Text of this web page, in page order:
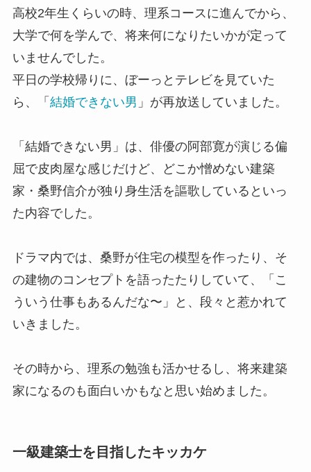
高校2年生くらいの時、理系コースに進んでから、
大学で何を学んで、将来何になりたいかが定って
いませんでした。
平日の学校帰りに、ぼーっとテレビを見ていた
ら、「 結婚できない男 」が再放送していました。
「結婚できない男」は、俳優の阿部寛が演じる偏
屈で皮肉屋な感じだけど、どこか憎めない建築
家・桑野信介が独り身生活を謳歌しているといっ
た内容でした。
ドラマ内では、桑野が住宅の模型を作ったり、そ
の建物のコンセプトを語ったたりしていて、「こ
ういう仕事もあるんだな〜」と、段々と惹かれて
いきました。
その時から、理系の勉強も活かせるし、将来建築
家になるのも面白いかもなと思い始めました。
一級建築士を目指したキッカケ